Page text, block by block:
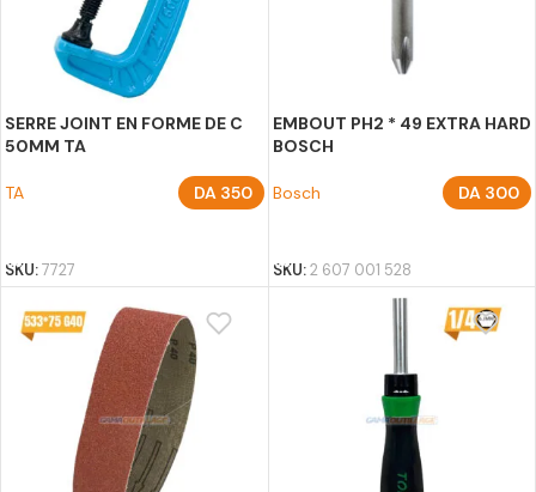
SERRE JOINT EN FORME DE C
50MM TA
TA DA350
SKU:7727
EMBOUT PH2 * 49 EXTRA HARD
BOSCH
Bosch DA 300
SKU:2 607 001 528